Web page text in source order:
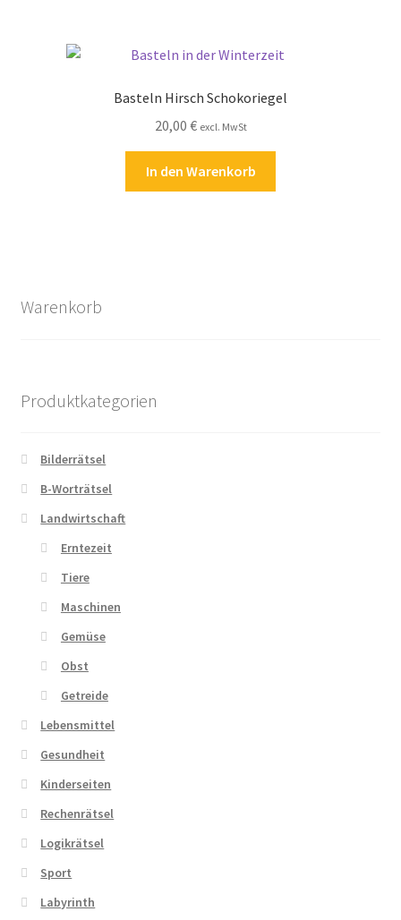
Basteln Hirsch Schokoriegel
20,00 € excl. MwSt
In den Warenkorb
Warenkorb
Produktkategorien
Bilderrätsel
B-Worträtsel
Landwirtschaft
Erntezeit
Tiere
Maschinen
Gemüse
Obst
Getreide
Lebensmittel
Gesundheit
Kinderseiten
Rechenrätsel
Logikrätsel
Sport
Labyrinth